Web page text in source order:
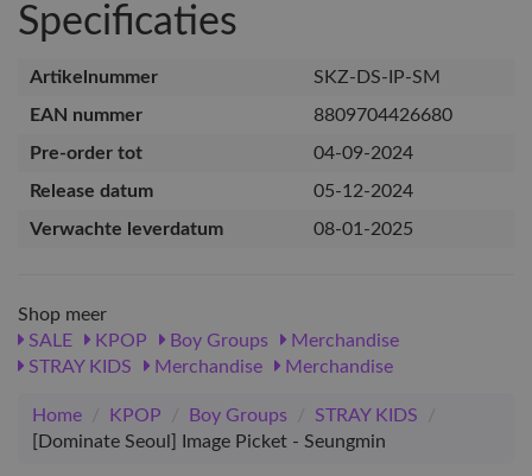
Specificaties
Artikelnummer
SKZ-DS-IP-SM
EAN nummer
8809704426680
Pre-order tot
04-09-2024
Release datum
05-12-2024
Verwachte leverdatum
08-01-2025
Shop meer
SALE
KPOP Boy Groups
Merchandise
STRAY KIDS
Merchandise Merchandise
Home / KPOP / Boy Groups / STRAY KIDS
/
[Dominate Seoul] Image Picket - Seungmin